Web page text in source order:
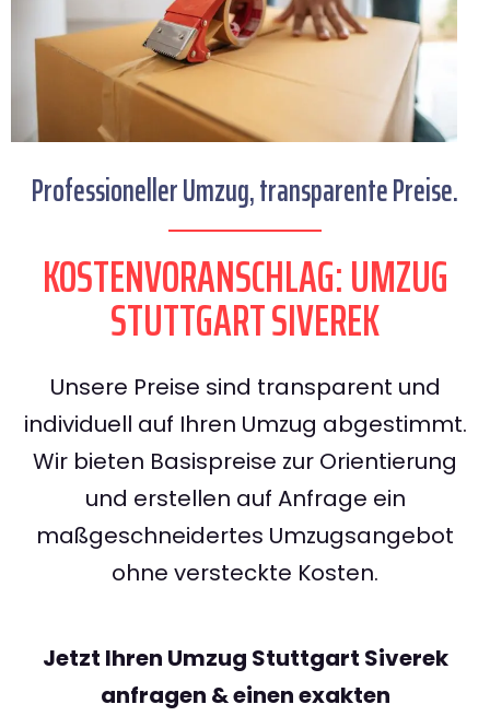
Professioneller Umzug, transparente Preise.
KOSTENVORANSCHLAG: UMZUG
STUTTGART SIVEREK
Unsere Preise sind transparent und
individuell auf Ihren Umzug abgestimmt.
Wir bieten Basispreise zur Orientierung
und erstellen auf Anfrage ein
maßgeschneidertes Umzugsangebot
ohne versteckte Kosten.
Jetzt Ihren Umzug Stuttgart Siverek
anfragen & einen exakten